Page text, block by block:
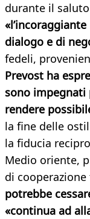
durante il
dialogo e di
fedeli,
Prevost ha
sono
rendere
la fine delle
la fiducia
Medio oriente,
di
potrebbe
«continua ad